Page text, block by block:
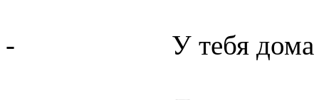
- У тебя дома есть